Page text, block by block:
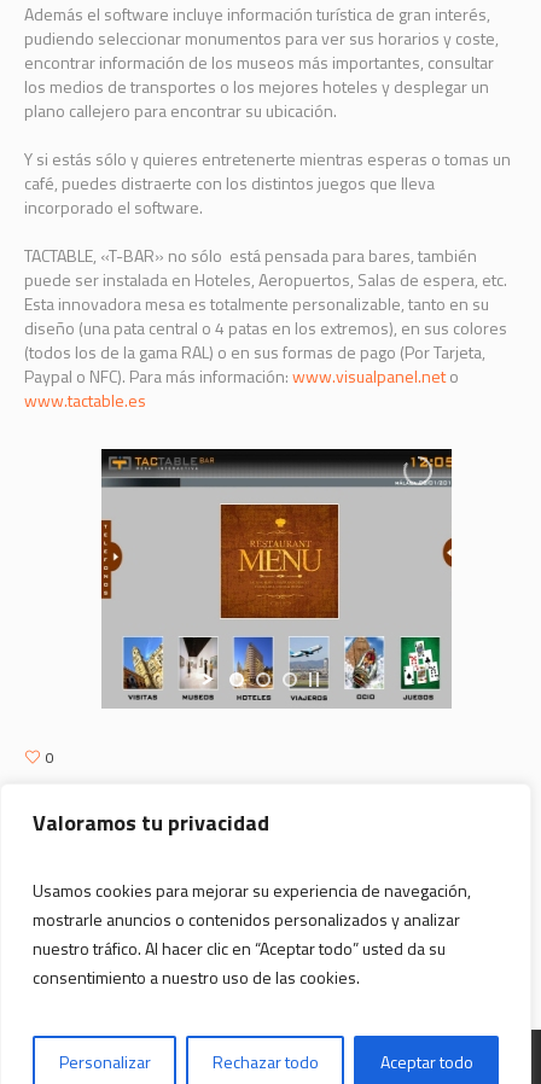
Valoramos tu privacidad
Usamos cookies para mejorar su experiencia de navegación,
mostrarle anuncios o contenidos personalizados y analizar
nuestro tráfico. Al hacer clic en “Aceptar todo” usted da su
consentimiento a nuestro uso de las cookies.
Personalizar Rechazar todo Aceptar todo
Además el software incluye información turística de gran interés,
pudiendo seleccionar monumentos para ver sus horarios y coste,
encontrar información de los museos más importantes, consultar
los medios de transportes o los mejores hoteles y desplegar un
plano callejero para encontrar su ubicación.
Y si estás sólo y quieres entretenerte mientras esperas o tomas un
café, puedes distraerte con los distintos juegos que lleva
incorporado el software.
TACTABLE, «T-BAR» no sólo está pensada para bares, también
puede ser instalada en Hoteles, Aeropuertos, Salas de espera, etc.
Esta innovadora mesa es totalmente personalizable, tanto en su
diseño (una pata central o 4 patas en los extremos), en sus colores
(todos los de la gama RAL) o en sus formas de pago (Por Tarjeta,
Paypal o NFC). Para más información:www.visualpanel.neto
www.tactable.es
0
NUEVO SOFTWARE ICARTEPRO PARA MESAS
TÁCTILES DE BARES
NUEVA MESA TÁCTIL TACTABLE PARA
RESTAURANTES
Desarrollado por Art Studio